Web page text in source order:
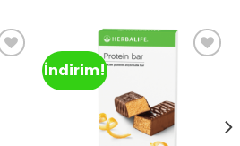
İndirim!